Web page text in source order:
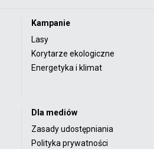
Kampanie
Lasy
Korytarze ekologiczne
Energetyka i klimat
Dla mediów
Zasady udostępniania
Polityka prywatności